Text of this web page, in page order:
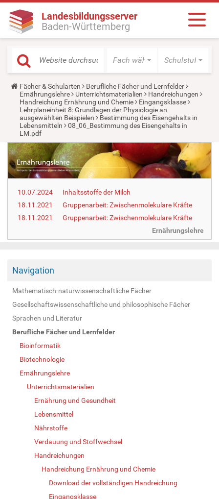
Landesbildungsserver
Baden-Württemberg
Fach wählen Schulstufe
Y
o
u
a
r
e
h
e
r
e
:
Fächer & Schularten
Berufliche Fächer und Lernfelder
Ernährungslehre
Unterrichtsmaterialien
Handreichungen
Handreichung Ernährung und Chemie
Eingangsklasse
Lehrplaneinheit 8: Grundlagen der Physiologie an
ausgewählten Beispielen
Bestimmung des Eisengehalts in
Lebensmitteln
08_06_Bestimmung des Eisengehalts in
LM.pdf
10.07.2024
Inhaltsstoffe der Milch
18.11.2021
Gruppenarbeit: Zwischenmolekulare Kräfte
18.11.2021
Gruppenarbeit: Zwischenmolekulare Kräfte
Ernährungslehre
Navigation
Mathematisch-naturwissenschaftliche Fächer
Gesellschaftswissenschaftliche und philosophische Fächer
Sprachen und Literatur
Berufliche Fächer und Lernfelder
Bioinformatik
Biotechnologie
Ernährungslehre
Unterrichtsmaterialien
Ernährung und Gesundheit
Lebensmittel
Nährstoffe
Verdauung und Stoffwechsel
Handreichungen
Handreichung Ernährung und Chemie
Download der vollständigen Handreichung
Eingangsklasse